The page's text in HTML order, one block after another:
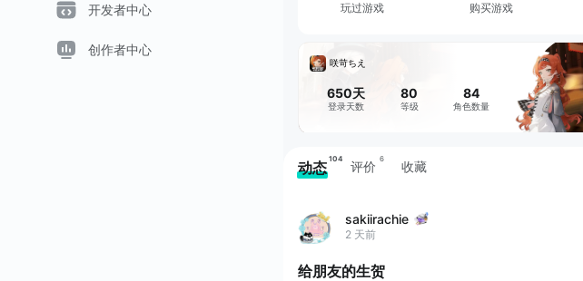
开发者中心
创作者中心
玩过游戏 购买游戏
咲苛ちえ
650天
登录天数
80
等级
84
角色数量
动态 104 评价 6 收藏
sakiirachie
2 天前
给朋友的生贺